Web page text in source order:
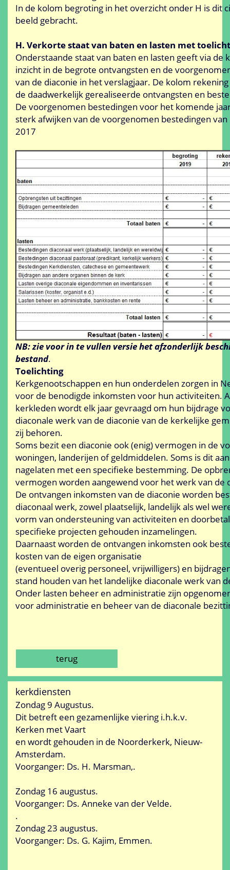
In de kolom begroting in het overzicht onder H is dit
beeld gebracht.
H. Verkorte staat van baten en lasten met
Onderstaande staat van baten en lasten geeft via de
inzicht in de begrote ontvangsten en de
van de diaconie in het verslagjaar. De kolom
de daadwerkelijk gerealiseerde ontvangsten en
De voorgenomen bestedingen voor het komende
sterk afwijken van de voorgenomen bestedingen
2017
NB: zie voor in te vullen versie het afzonderlijk
bestand.
Toelichting
Kerkgenootschappen en hun onderdelen zorgen in
voor de benodigde inkomsten voor hun activiteiten.
kerkleden wordt elk jaar gevraagd om hun bijdrage
diaconale werk van de diaconie van de kerkelijke
zij behoren.
Soms bezit een diaconie ook (enig) vermogen in de
woningen, landerijen of geldmiddelen. Soms is dit
nagelaten met een specifieke bestemming. De
vermogen worden aangewend voor het werk van de
De ontvangen inkomsten van de diaconie worden
diaconaal werk, zowel plaatselijk, landelijk als wel
vorm van ondersteuning van activiteiten en
specifieke projecten gehouden inzamelingen.
Daarnaast worden de ontvangen inkomsten ook
kosten van de eigen organisatie
(eventueel overig personeel, vrijwilligers) en
stand houden van het landelijke diaconale werk van
Onder lasten beheer en administratie zijn
voor administratie en beheer van de diaconale
terug
kerkdiensten
Zondag 9 Augustus.
Dit betreft een gezamenlijke viering i.h.k.v.
Kerken met Vaart
en wordt gehouden in de Noorderkerk, Nieuw-
Amsterdam.
Voorganger: Ds. H. Marsman,.
Zondag 16 augustus.
Voorganger: Ds. Anneke van der Velde.
.
Zondag 23 augustus.
Voorganger: Ds. G. Kajim, Emmen.